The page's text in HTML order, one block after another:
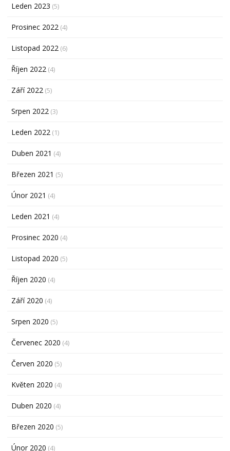
Leden 2023 (5)
Prosinec 2022 (4)
Listopad 2022 (6)
Říjen 2022 (4)
Září 2022 (5)
Srpen 2022 (3)
Leden 2022 (1)
Duben 2021 (4)
Březen 2021 (5)
Únor 2021 (4)
Leden 2021 (4)
Prosinec 2020 (4)
Listopad 2020 (5)
Říjen 2020 (4)
Září 2020 (4)
Srpen 2020 (5)
Červenec 2020 (4)
Červen 2020 (5)
Květen 2020 (4)
Duben 2020 (4)
Březen 2020 (5)
Únor 2020 (4)